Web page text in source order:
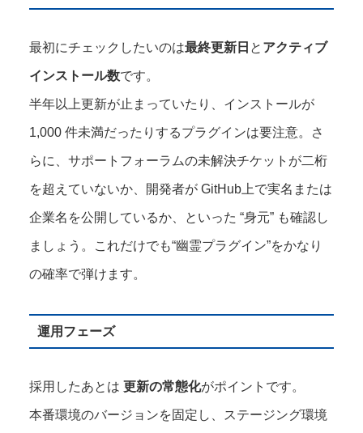
最初にチェックしたいのは最終更新日 と アクティブ
インストール数です。
半年以上更新が止まっていたり、インストールが
1,000 件未満だったりするプラグインは要注意。さ
らに、サポートフォーラムの未解決チケットが二桁
を超えていないか、開発者が GitHub上で実名または
企業名を公開しているか、といった “身元” も確認し
ましょう。これだけでも“幽霊プラグイン”をかなり
の確率で弾けます。
運用フェーズ
採用したあとは 更新の常態化がポイントです。
本番環境のバージョンを固定し、ステージング環境